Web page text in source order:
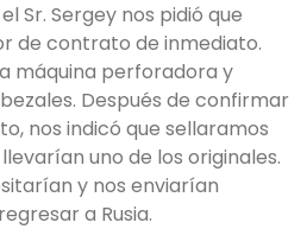
Sr. Sergey nos pidió que
de contrato de inmediato.
máquina perforadora y
Después de confirmar
nos indicó que sellaramos
uno de los originales.
y nos enviarían
a Rusia.